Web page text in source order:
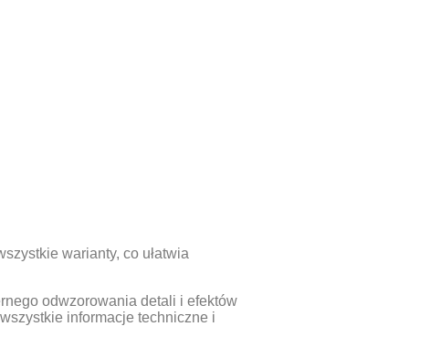
warianty, co ułatwia
odwzorowania detali i efektów
informacje techniczne i